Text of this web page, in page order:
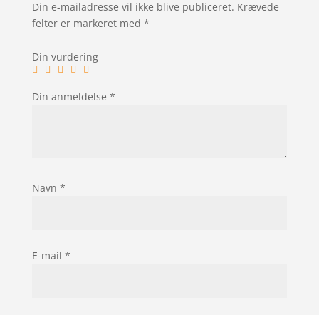
Din e-mailadresse vil ikke blive publiceret. Krævede
felter er markeret med *
Din vurdering
Din anmeldelse *
Navn *
E-mail *